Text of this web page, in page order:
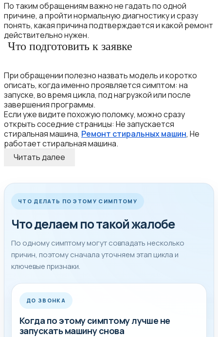
По таким обращениям важно не гадать по одной
причине, а пройти нормальную диагностику и сразу
понять, какая причина подтверждается и какой ремонт
действительно нужен.
Что подготовить к заявке
При обращении полезно назвать модель и коротко
описать, когда именно проявляется симптом: на
запуске, во время цикла, под нагрузкой или после
завершения программы.
Если уже видите похожую поломку, можно сразу
открыть соседние страницы: Не запускается
стиральная машина, Ремонт стиральных машин, Не
работает стиральная машина.
Читать далее
ЧТО ДЕЛАТЬ ПО ЭТОМУ СИМПТОМУ
Что делаем по такой жалобе
По одному симптому могут совпадать несколько
причин, поэтому сначала уточняем этап цикла и
ключевые признаки.
ДО ЗВОНКА
Когда по этому симптому лучше не
запускать машину снова